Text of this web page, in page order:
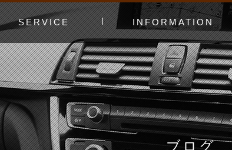
SERVICE
ドア制振〜極み〜
エンクロージャー
Price List（工賃表）
MUSIC WORLD STADIUM
漫画でわかる！よくある質問
初心者の日 Beginners DAY
ホームオーディオ
INFORMATION
カースタってどんなお店？
あえてやっていないこと
ブログ